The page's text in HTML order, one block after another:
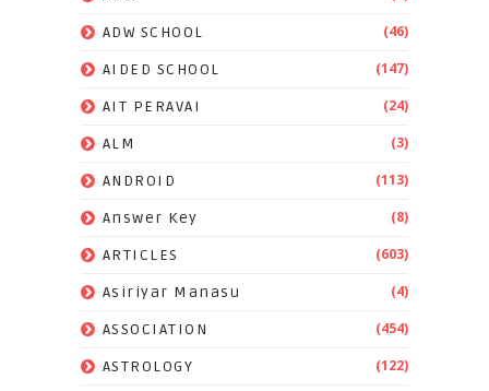
ADW SCHOOL (46)
AIDED SCHOOL (147)
AIT PERAVAI (24)
ALM (3)
ANDROID (113)
Answer Key (8)
ARTICLES (603)
Asiriyar Manasu (4)
ASSOCIATION (454)
ASTROLOGY (122)